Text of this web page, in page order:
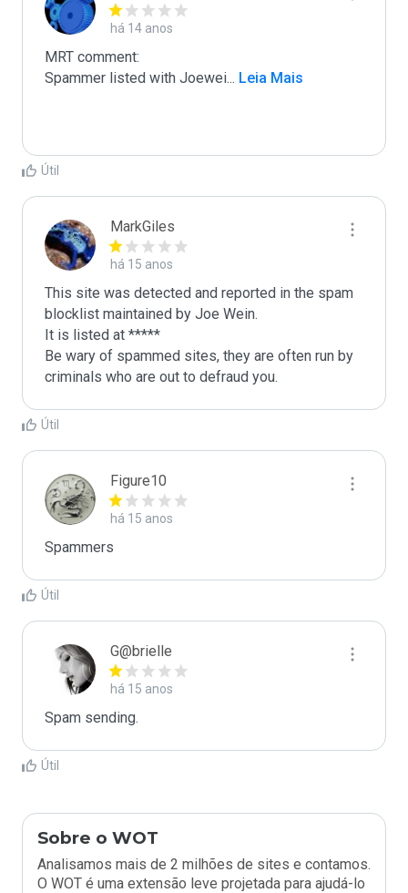
há 14 anos
MRT comment:
Spammer listed with Joewei... Leia Mais
Útil
MarkGiles
há 15 anos
This site was detected and reported in the spam
blocklist maintained by Joe Wein.
It is listed at *****
Be wary of spammed sites, they are often run by
criminals who are out to defraud you.
Útil
Figure10
há 15 anos
Spammers
Útil
G@brielle
há 15 anos
Spam sending.
Útil
Sobre o WOT
Analisamos mais de 2 milhões de sites e contamos.
O WOT é uma extensão leve projetada para ajudá-lo